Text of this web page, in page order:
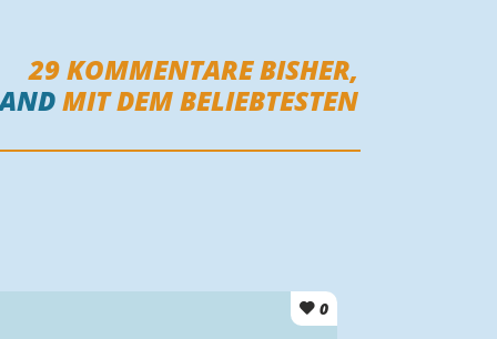
29KOMMENTARE BISHER,
MIT DEM BELIEBTESTEN
0